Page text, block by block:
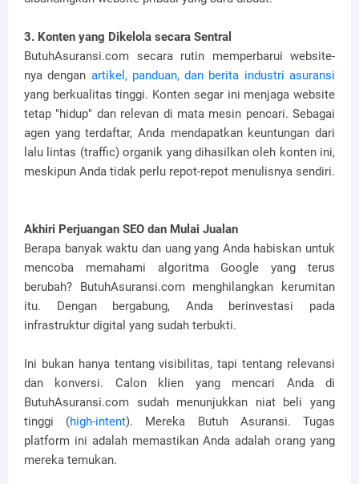
3. Konten yang Dikelola secara Sentral
ButuhAsuransi.com secara rutin memperbarui website-
nya dengan artikel, panduan, dan berita industri asuransi
yang berkualitas tinggi. Konten segar ini menjaga website
tetap "hidup" dan relevan di mata mesin pencari. Sebagai
agen yang terdaftar, Anda mendapatkan keuntungan dari
lalu lintas (traffic) organik yang dihasilkan oleh konten ini,
meskipun Anda tidak perlu repot-repot menulisnya sendiri.
Akhiri Perjuangan SEO dan Mulai Jualan
Berapa banyak waktu dan uang yang Anda habiskan untuk
mencoba memahami algoritma Google yang terus
berubah? ButuhAsuransi.com menghilangkan kerumitan
itu. Dengan bergabung, Anda berinvestasi pada
infrastruktur digital yang sudah terbukti.
Ini bukan hanya tentang visibilitas, tapi tentang relevansi
dan konversi. Calon klien yang mencari Anda di
ButuhAsuransi.com sudah menunjukkan niat beli yang
tinggi (high-intent). Mereka Butuh Asuransi. Tugas
platform ini adalah memastikan Anda adalah orang yang
mereka temukan.